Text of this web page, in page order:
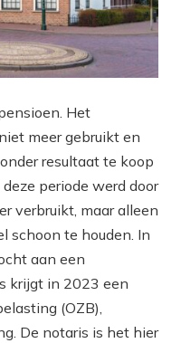
Het
meer gebruikt en
resultaat te koop
periode werd door
verbruikt, maar alleen
schoon te houden. In
aan een
krijgt in 2023 een
(OZB),
De notaris is het hier